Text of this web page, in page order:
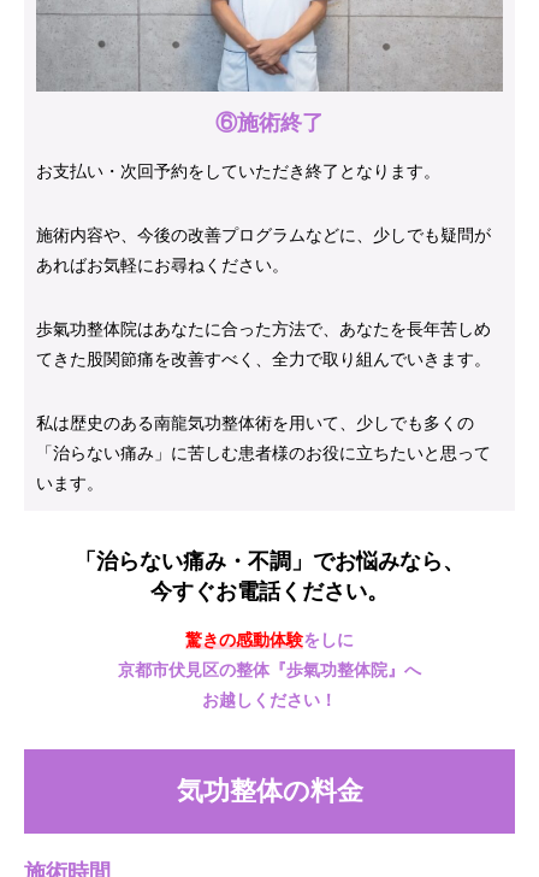
⑥施術終了
お支払い・次回予約をしていただき終了となります。
施術内容や、今後の改善プログラムなどに、少しでも疑問が
あればお気軽にお尋ねください。
歩氣功整体院はあなたに合った方法で、あなたを長年苦しめ
てきた股関節痛を改善すべく、全力で取り組んでいきます。
私は歴史のある南龍気功整体術を用いて、少しでも多くの
「治らない痛み」に苦しむ患者様のお役に立ちたいと思って
います。
「治らない痛み・不調」でお悩みなら、
今すぐお電話ください。
驚きの感動体験をしに
京都市伏見区の整体『歩氣功整体院』へ
お越しください！
気功整体の料金
施術時間